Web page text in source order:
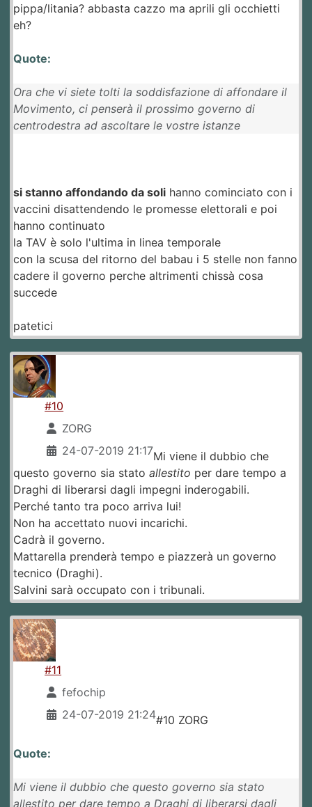
pippa/litania? abbasta cazzo ma aprili gli occhietti
eh?
Quote:
Ora che vi siete tolti la soddisfazione di affondare il
Movimento, ci penserà il prossimo governo di
centrodestra ad ascoltare le vostre istanze
si stanno affondando da soli hanno cominciato con i
vaccini disattendendo le promesse elettorali e poi
hanno continuato
la TAV è solo l'ultima in linea temporale
con la scusa del ritorno del babau i 5 stelle non fanno
cadere il governo perche altrimenti chissà cosa
succede
patetici
#10
ZORG
24-07-2019 21:17Mi viene il dubbio che
questo governo sia stato allestito per dare tempo a
Draghi di liberarsi dagli impegni inderogabili.
Perché tanto tra poco arriva lui!
Non ha accettato nuovi incarichi.
Cadrà il governo.
Mattarella prenderà tempo e piazzerà un governo
tecnico (Draghi).
Salvini sarà occupato con i tribunali.
#11
fefochip
24-07-2019 21:24#10 ZORG
Quote:
Mi viene il dubbio che questo governo sia stato
allestito per dare tempo a Draghi di liberarsi dagli